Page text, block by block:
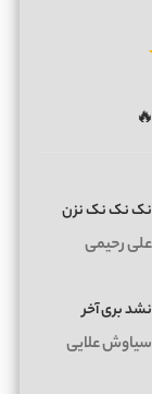
نک نک نک نزن
علی رحیمی
نشد بری آخر
سیاوش علایی